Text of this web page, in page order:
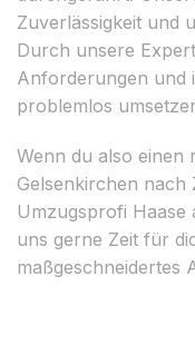
Zuverlässigkeit und
Durch unsere
Anforderungen und
problemlos
Wenn du also einen
Gelsenkirchen nach
Umzugsprofi Haase
uns gerne Zeit für
maßgeschneidertes